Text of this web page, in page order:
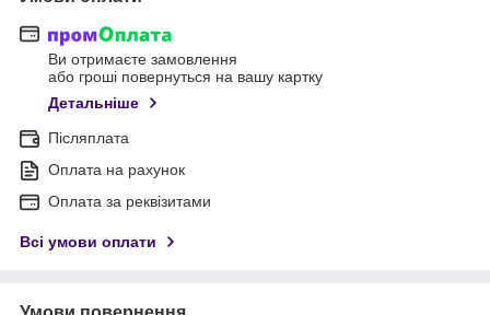
Ви отримаєте замовлення
або гроші повернуться на вашу картку
Детальніше
Післяплата
Оплата на рахунок
Оплата за реквізитами
Всі умови оплати